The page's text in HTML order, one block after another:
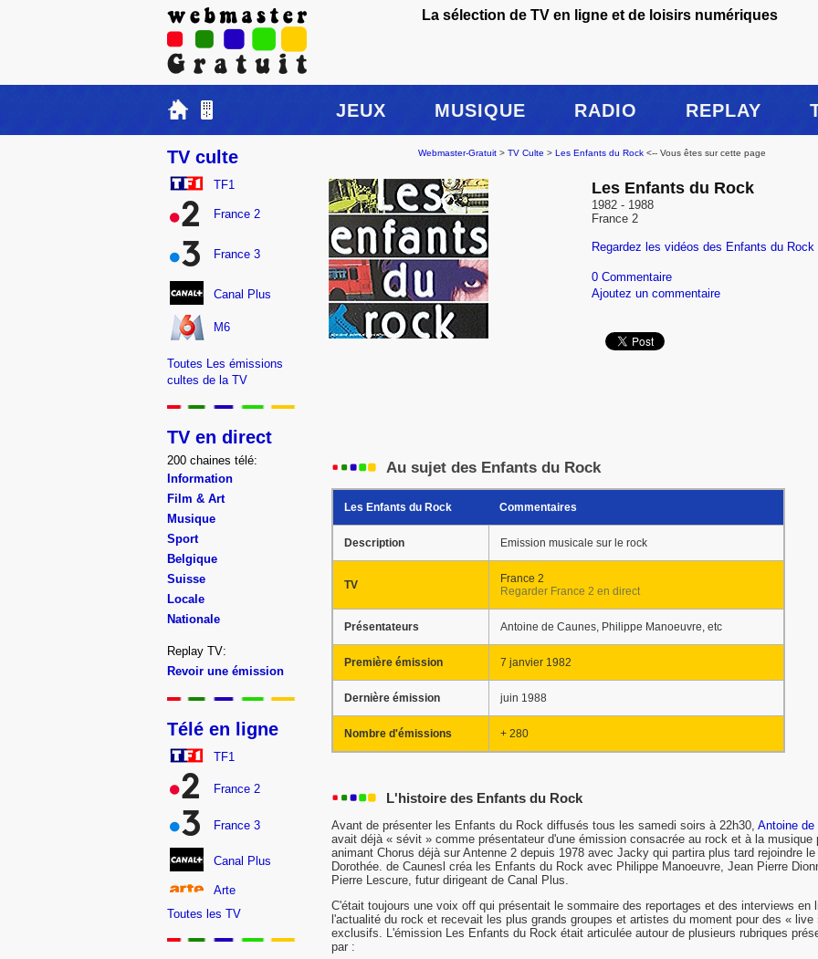
La sélection de TV en ligne et de loisirs numériques
JEUX MUSIQUE RADIO REPLAY
TV culte
TF1
France 2
France 3
Canal Plus
M6
Toutes Les émissions
cultes de la TV
TV en direct
200 chaines télé:
Information
Film & Art
Musique
Sport
Belgique
Suisse
Locale
Nationale
Replay TV:
Revoir une émission
Télé en ligne
TF1
France 2
France 3
Canal Plus
Arte
Toutes les TV
Webmaster-Gratuit> TV Culte > Les Enfants du Rock<-- Vous êtes sur cette page
Les Enfants du Rock
1982 - 1988
France 2
Regardez les vidéos des Enfants du Rock
0 Commentaire
Ajoutez un commentaire
Au sujet des Enfants du Rock
Les Enfants du Rock Commentaires
Description Emission musicale sur le rock
TV
France 2
Regarder France 2 en direct
Présentateurs Antoine de Caunes, Philippe Manoeuvre, etc
Première émission 7 janvier 1982
Dernière émission juin 1988
Nombre d'émissions + 280
L'histoire des Enfants du Rock
Avant de présenter les Enfants du Rock diffusés tous les samedi soirs à 22h30, Antoine de
avait déjà « sévit » comme présentateur d'une émission consacrée au rock et à la musique
animant Chorus déjà sur Antenne 2 depuis 1978 avec Jacky qui partira plus tard rejoindre le
Dorothée. de Caunesl créa les Enfants du Rock avec Philippe Manoeuvre, Jean Pierre
Pierre Lescure, futur dirigeant de Canal Plus.
C'était toujours une voix off qui présentait le sommaire des reportages et des interviews en
l'actualité du rock et recevait les plus grands groupes et artistes du moment pour des « live
exclusifs. L'émission Les Enfants du Rock était articulée autour de plusieurs rubriques
par :